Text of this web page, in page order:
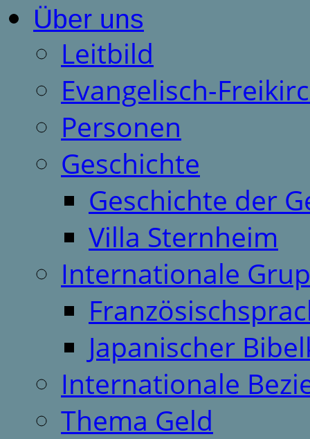
Über uns
Leitbild
Evangelisch-
Personen
Geschichte
Geschichte der
Villa Sternheim
Internationale
Japanischer
Internationale
Thema Geld